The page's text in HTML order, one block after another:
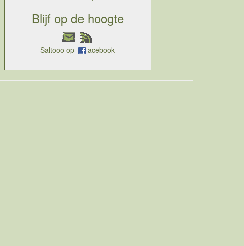
Blijf op de hoogte
Saltooo op acebook